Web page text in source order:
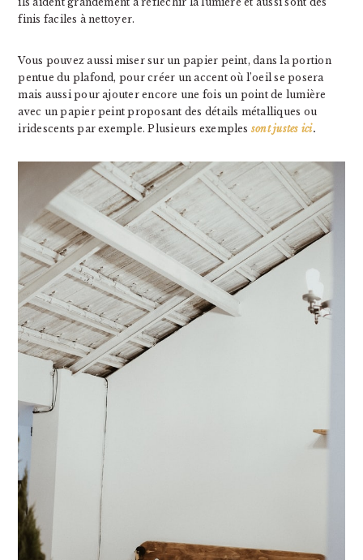
finis faciles à nettoyer.
Vous pouvez aussi miser sur un papier peint, dans la portion
pentue du plafond, pour créer un accent où l’oeil se posera
mais aussi pour ajouter encore une fois un point de lumière
avec un papier peint proposant des détails métalliques ou
iridescents par exemple. Plusieurs exemples sont justes ici.